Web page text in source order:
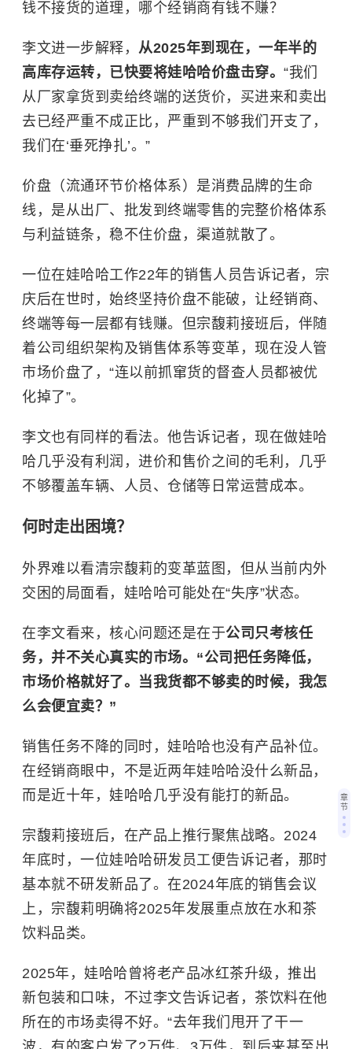
钱不接货的道理，哪个经销商有钱不赚？
李文进一步解释， 从2025年到现在，一年半的
高库存运转，已快要将娃哈哈价盘击穿。 “我们
从厂家拿货到卖给终端的送货价，买进来和卖出
去已经严重不成正比，严重到不够我们开支了，
我们在‘垂死挣扎’。”
价盘（流通环节价格体系）是消费品牌的生命
线，是从出厂、批发到终端零售的完整价格体系
与利益链条，稳不住价盘，渠道就散了。
一位在娃哈哈工作22年的销售人员告诉记者，宗
庆后在世时，始终坚持价盘不能破，让经销商、
终端等每一层都有钱赚。但宗馥莉接班后，伴随
着公司组织架构及销售体系等变革，现在没人管
市场价盘了，“连以前抓窜货的督查人员都被优
化掉了”。
李文也有同样的看法。他告诉记者，现在做娃哈
哈几乎没有利润，进价和售价之间的毛利，几乎
不够覆盖车辆、人员、仓储等日常运营成本。
何时走出困境？
外界难以看清宗馥莉的变革蓝图，但从当前内外
交困的局面看，娃哈哈可能处在“失序”状态。
在李文看来，核心问题还是在于公司只考核任
务，并不关心真实的市场。“公司把任务降低，
市场价格就好了。当我货都不够卖的时候，我怎
么会便宜卖？”
销售任务不降的同时，娃哈哈也没有产品补位。
在经销商眼中，不是近两年娃哈哈没什么新品，
而是近十年，娃哈哈几乎没有能打的新品。
宗馥莉接班后，在产品上推行聚焦战略。2024
年底时，一位娃哈哈研发员工便告诉记者，那时
基本就不研发新品了。在2024年底的销售会议
上，宗馥莉明确将2025年发展重点放在水和茶
饮料品类。
2025年，娃哈哈曾将老产品冰红茶升级，推出
新包装和口味，不过李文告诉记者，茶饮料在他
所在的市场卖得不好。“去年我们甩开了干一
章
节